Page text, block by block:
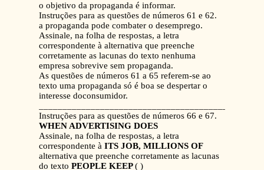
o objetivo da propaganda é informar.
Instruções para as questões de números 61 e 62.
a propaganda pode combater o desemprego.
Assinale, na folha de respostas, a letra
correspondente à alternativa que preenche
corretamente as lacunas do texto nenhuma
empresa sobrevive sem propaganda.
As questões de números 61 a 65 referem-se ao
texto uma propaganda só é boa se despertar o
interesse doconsumidor.
Instruções para as questões de números 66 e 67.
WHEN ADVERTISING DOES
Assinale, na folha de respostas, a letra
correspondente à ITS JOB, MILLIONS OF
alternativa que preenche corretamente as lacunas
do texto PEOPLE KEEP( )